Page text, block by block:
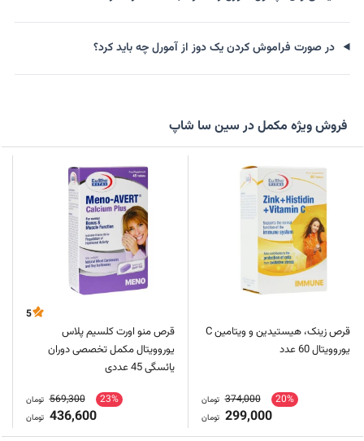
در صورت فراموش کردن یک دوز از آمورل چه باید کرد؟
فروش ویژه مکمل در سین سا شاپ
قرص زینک، هیستیدین و ویتامین C
یوروویتال 60 عدد
20%
374,000 تومان
299,000 تومان
5
قرص منو اورت کلسیم پلاس
یوروویتال مکمل تخصصی دوران
یائسگی 45 عددی
23%
569,300 تومان
436,600 تومان